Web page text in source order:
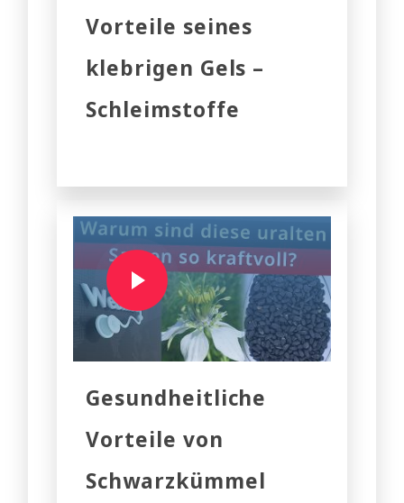
Vorteile seines
klebrigen Gels –
Schleimstoffe
Gesundheitliche
Vorteile von
Schwarzkümmel